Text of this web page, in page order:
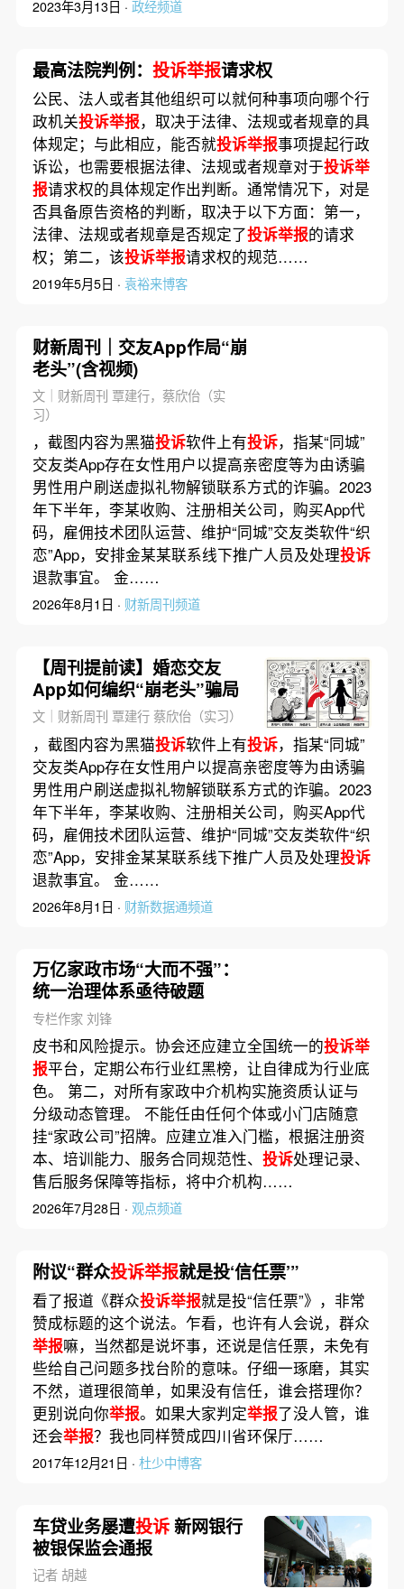
2023年3月13日 · 政经频道
最高法院判例： 投诉举报请求权
公民、法人或者其他组织可以就何种事项向哪个行
政机关投诉举报，取决于法律、法规或者规章的具
体规定；与此相应，能否就投诉举报事项提起行政
诉讼，也需要根据法律、法规或者规章对于投诉举
报请求权的具体规定作出判断。通常情况下，对是
否具备原告资格的判断，取决于以下方面：第一，
法律、法规或者规章是否规定了投诉举报的请求
权；第二，该投诉举报请求权的规范……
2019年5月5日 · 袁裕来博客
财新周刊｜交友App作局“崩
老头”(含视频)
文｜财新周刊 覃建行，蔡欣佁（实
习）
，截图内容为黑猫投诉软件上有投诉，指某“同城”
交友类App存在女性用户以提高亲密度等为由诱骗
男性用户刷送虚拟礼物解锁联系方式的诈骗。2023
年下半年，李某收购、注册相关公司，购买App代
码，雇佣技术团队运营、维护“同城”交友类软件“织
恋”App，安排金某某联系线下推广人员及处理投诉
退款事宜。 金……
2026年8月1日 · 财新周刊频道
【周刊提前读】婚恋交友
App如何编织“崩老头”骗局
文｜财新周刊 覃建行 蔡欣佁（实习）
，截图内容为黑猫投诉软件上有投诉，指某“同城”
交友类App存在女性用户以提高亲密度等为由诱骗
男性用户刷送虚拟礼物解锁联系方式的诈骗。2023
年下半年，李某收购、注册相关公司，购买App代
码，雇佣技术团队运营、维护“同城”交友类软件“织
恋”App，安排金某某联系线下推广人员及处理投诉
退款事宜。 金……
2026年8月1日 · 财新数据通频道
万亿家政市场“大而不强”：
统一治理体系亟待破题
专栏作家 刘锋
皮书和风险提示。协会还应建立全国统一的投诉举
报平台，定期公布行业红黑榜，让自律成为行业底
色。 第二，对所有家政中介机构实施资质认证与
分级动态管理。 不能任由任何个体或小门店随意
挂“家政公司”招牌。应建立准入门槛，根据注册资
本、培训能力、服务合同规范性、 投诉处理记录、
售后服务保障等指标，将中介机构……
2026年7月28日 · 观点频道
附议“群众投诉举报就是投‘信任票’”
看了报道《群众投诉举报就是投“信任票”》，非常
赞成标题的这个说法。乍看，也许有人会说，群众
举报嘛，当然都是说坏事，还说是信任票，未免有
些给自己问题多找台阶的意味。仔细一琢磨，其实
不然，道理很简单，如果没有信任，谁会搭理你？
更别说向你举报。如果大家判定举报了没人管，谁
还会举报？我也同样赞成四川省环保厅……
2017年12月21日 · 杜少中博客
车贷业务屡遭投诉新网银行
被银保监会通报
记者 胡越